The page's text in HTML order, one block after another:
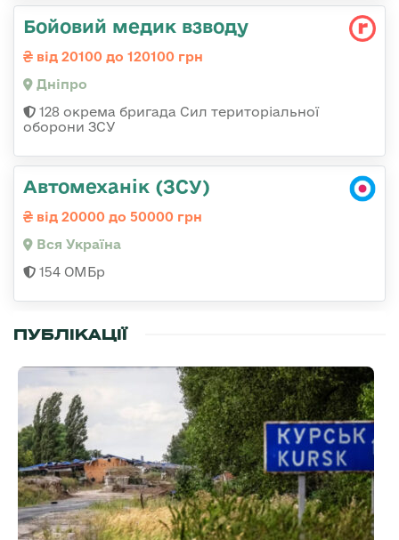
Бойовий медик взводу
від 20100 до 120100 грн
Дніпро
128 окрема бригада Сил територіальної
оборони ЗСУ
Автомеханік (ЗСУ)
від 20000 до 50000 грн
Вся Україна
154 ОМБр
ПУБЛІКАЦІЇ